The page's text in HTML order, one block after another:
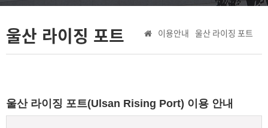
울산 라이징 포트 이용안내 울산 라이징 포트
울산 라이징 포트(Ulsan Rising Port) 이용 안내